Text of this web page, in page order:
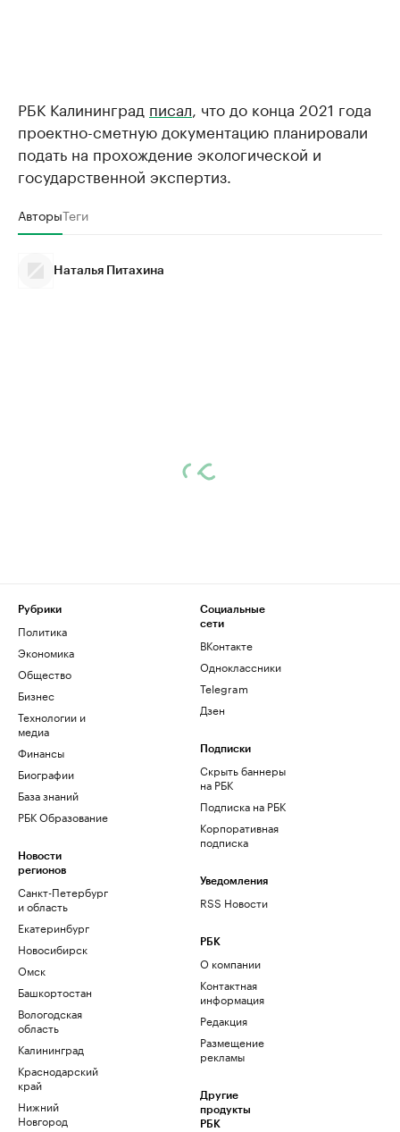
РБК Калининград писал , что до конца 2021 года
проектно-сметную документацию планировали
подать на прохождение экологической и
государственной экспертиз.
АвторыТеги
Наталья Питахина
Рубрики
Политика
Экономика
Общество
Бизнес
Технологии и
медиа
Финансы
Биографии
База знаний
РБК Образование
Новости
регионов
Санкт-Петербург
и область
Екатеринбург
Новосибирск
Омск
Башкортостан
Вологодская
область
Калининград
Краснодарский
край
Нижний
Новгород
Социальные
сети
ВКонтакте
Одноклассники
Telegram
Дзен
Подписки
Скрыть баннеры
на РБК
Подписка на РБК
Корпоративная
подписка
Уведомления
RSS Новости
РБК
О компании
Контактная
информация
Редакция
Размещение
рекламы
Другие
продукты
РБК